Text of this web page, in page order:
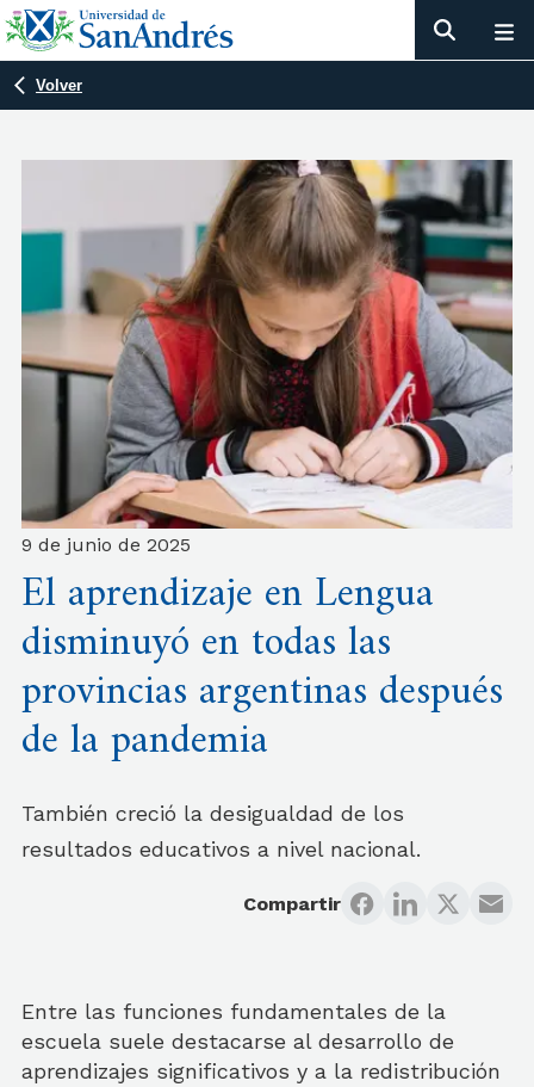
Volver
9 de junio de 2025
El aprendizaje en Lengua
disminuyó en todas las
provincias argentinas después
de la pandemia
También creció la desigualdad de los
resultados educativos a nivel nacional.
Compartir
Entre las funciones fundamentales de la
escuela suele destacarse al desarrollo de
aprendizajes significativos y a la redistribución